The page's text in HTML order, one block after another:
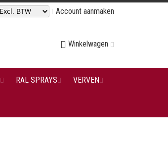
Account aanmaken
Winkelwagen
RAL SPRAYS VERVEN